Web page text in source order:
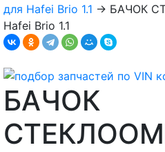
для Hafei Brio 1.1 → БАЧОК
Hafei Brio 1.1
БАЧОК